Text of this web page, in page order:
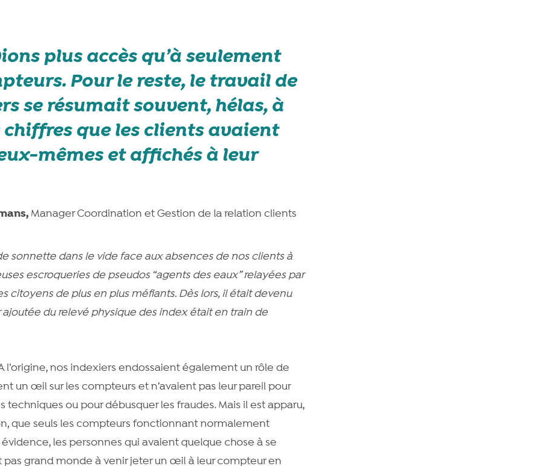
plus accès qu’à seulement
Pour le reste, le travail de
se résumait souvent, hélas, à
chiffres que les clients avaient
mêmes et affichés à leur
Manager Coordination et Gestion de la relation clients
sonnette dans le vide face aux absences de nos clients à
escroqueries de pseudos “agents des eaux” relayées par
citoyens de plus en plus méfiants. Dès lors, il était devenu
du relevé physique des index était en train de
l’origine, nos indexiers endossaient également un rôle de
un œil sur les compteurs et n’avaient pas leur pareil pour
techniques ou pour débusquer les fraudes. Mais il est apparu,
que seuls les compteurs fonctionnant normalement
les personnes qui avaient quelque chose à se
grand monde à venir jeter un œil à leur compteur en